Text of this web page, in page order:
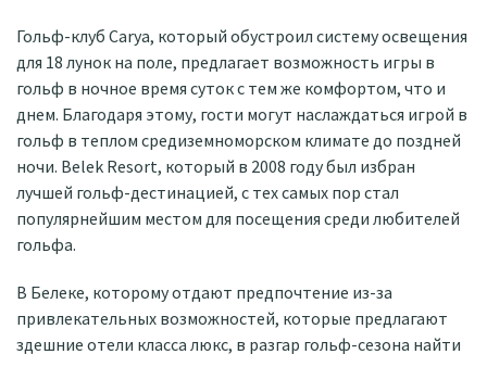
Гольф-клуб Carya, который обустроил систему освещения
для 18 лунок на поле, предлагает возможность игры в
гольф в ночное время суток с тем же комфортом, что и
днем. Благодаря этому, гости могут наслаждаться игрой в
гольф в теплом средиземноморском климате до поздней
ночи. Belek Resort, который в 2008 году был избран
лучшей гольф-дестинацией, с тех самых пор стал
популярнейшим местом для посещения среди любителей
гольфа.
В Белеке, которому отдают предпочтение из-за
привлекательных возможностей, которые предлагают
здешние отели класса люкс, в разгар гольф-сезона найти